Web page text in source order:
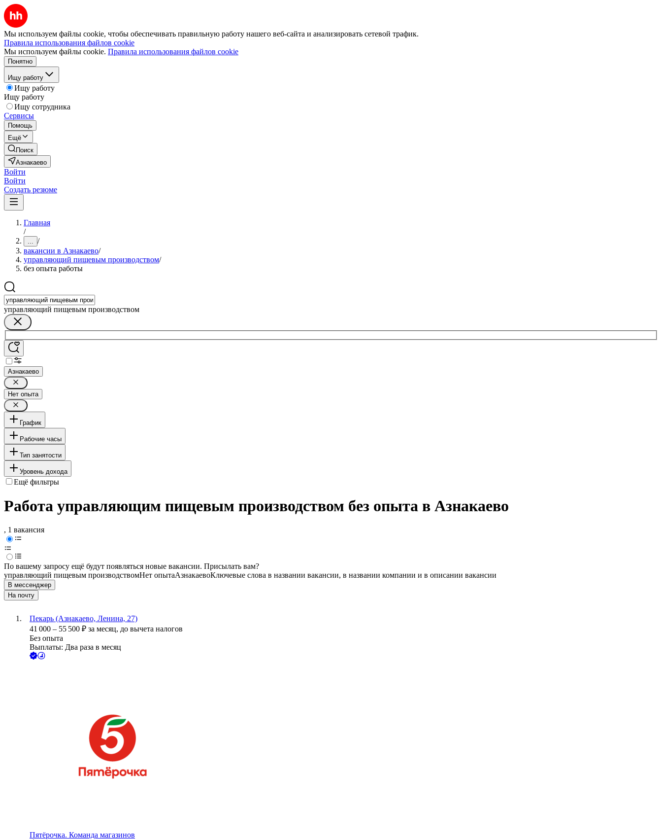
Мы используем файлы cookie, чтобы обеспечивать правильную работу нашего веб-сайта и анализировать сетевой трафик.
Правила использования файлов cookie
Мы используем файлы cookie. Правила использования файлов cookie
Понятно
Ищу работу
Ищу работу
Ищу работу
Ищу сотрудника
Сервисы
Помощь
Ещё
Поиск
Азнакаево
Войти
Войти
Создать резюме
Главная
/
... /
вакансии в Азнакаево/
управляющий пищевым производством/
без опыта работы
управляющий пищевым производством
Азнакаево
Нет опыта
График
Рабочие часы
Тип занятости
Уровень дохода
Ещё фильтры
Работа управляющим пищевым производством без опыта в Азнакаево
, 1 вакансия
По вашему запросу ещё будут появляться новые вакансии. Присылать вам?
управляющий пищевым производствомНет опытаАзнакаевоКлючевые слова в названии вакансии, в названии компании и в описании вакансии
В мессенджер
На почту
Пекарь (Азнакаево, Ленина, 27)
41 000 – 55 500 ₽ за месяц, до вычета налогов
Без опыта
Выплаты: Два раза в месяц
Пятёрочка. Команда магазинов